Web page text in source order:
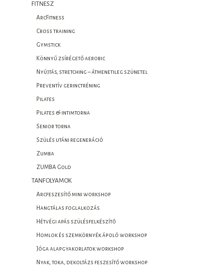
FITNESZ
ArcFitness
Cross training
Gymstick
Könnyű zsírégető aerobic
Nyújtás, stretching – átmenetileg szünetel
Preventív gerinctréning
Pilates
Pilates & intimtorna
Senior torna
Szülés utáni regeneráció
Zumba
ZUMBA Gold
TANFOLYAMOK
Arcfeszesítő mini workshop
Hangtálas foglalkozás
Hétvégi apás szülésfelkészítő
Homlok és szemkörnyék ápoló workshop
Jóga alapgyakorlatok workshop
Nyak, toka, dekoltázs feszesítő workshop